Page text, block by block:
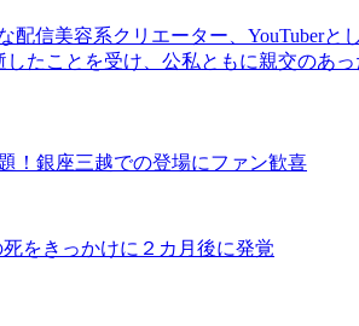
配信美容系クリエーター、YouTuberと
たことを受け、公私ともに親交のあっ
！銀座三越での登場にファン歓喜
をきっかけに２カ月後に発覚